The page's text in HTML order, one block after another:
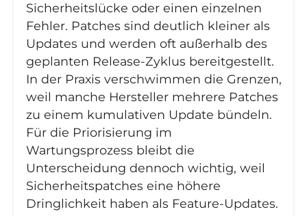
Sicherheitslücke oder einen einzelnen
Fehler. Patches sind deutlich kleiner als
Updates und werden oft außerhalb des
geplanten Release-Zyklus bereitgestellt.
In der Praxis verschwimmen die Grenzen,
weil manche Hersteller mehrere Patches
zu einem kumulativen Update bündeln.
Für die Priorisierung im
Wartungsprozess bleibt die
Unterscheidung dennoch wichtig, weil
Sicherheitspatches eine höhere
Dringlichkeit haben als Feature-Updates.